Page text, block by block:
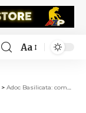
Aa
> Adoc Basilicata: combattere la contraffazione, soprattutto quella alimentare